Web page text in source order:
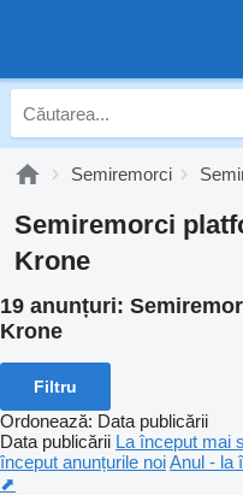
Semiremorci
Semiremorci
Krone
19 anunțuri:
Krone
Filtru
Ordonează: Data publicării
Data publicării La început mai
început anunțurile noiAnul - la
⬈